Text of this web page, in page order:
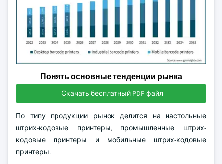
Понять основные тенденции рынка
Скачать бесплатный PDF-файл
По типу продукции рынок делится на настольные
штрих-кодовые принтеры, промышленные штрих-
кодовые принтеры и мобильные штрих-кодовые
принтеры.